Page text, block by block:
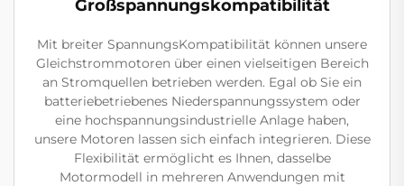
Großspannungskompatibilität
Mit breiter SpannungsKompatibilität können unsere
Gleichstrommotoren über einen vielseitigen Bereich
an Stromquellen betrieben werden. Egal ob Sie ein
batteriebetriebenes Niederspannungssystem oder
eine hochspannungsindustrielle Anlage haben,
unsere Motoren lassen sich einfach integrieren. Diese
Flexibilität ermöglicht es Ihnen, dasselbe
Motormodell in mehreren Anwendungen mit